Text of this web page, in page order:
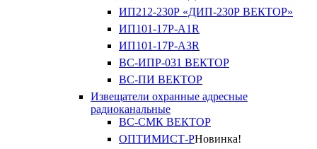
ИП212-230Р «ДИП-230Р ВЕКТОР»
ИП101-17Р-A1R
ИП101-17Р-A3R
ВС-ИПР-031 ВЕКТОР
ВС-ПИ ВЕКТОР
Извещатели охранные адресные
радиоканальные
ВС-СМК ВЕКТОР
ОПТИМИСТ-РНовинка!